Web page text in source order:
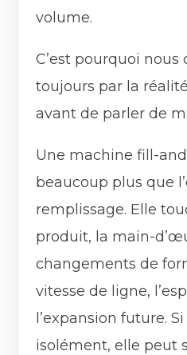
volume.
C’est pourquoi
toujours par la
avant de parler de
Une machine fill-
beaucoup plus que
remplissage. Elle
produit, la main-
changements de
vitesse de ligne,
l’expansion future.
isolément, elle peut